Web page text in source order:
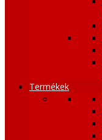
Termékek